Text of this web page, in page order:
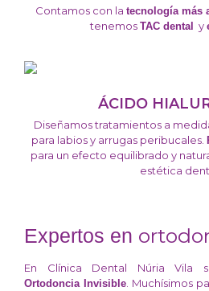
Contamos con la tecnología más
tenemos TAC dental y
ÁCIDO
Diseñamos tratamientos a
para labios y arrugas peribucales.
para un efecto equilibrado y
estética
Expertos en
En Clínica Dental Núria Vila
Ortodoncia Invisible. Muchísimos